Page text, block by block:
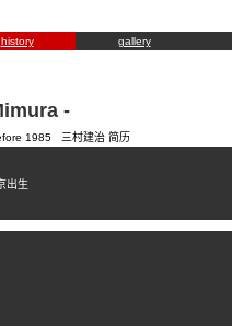
history gallery
-
1985 三村建治 简历
出生